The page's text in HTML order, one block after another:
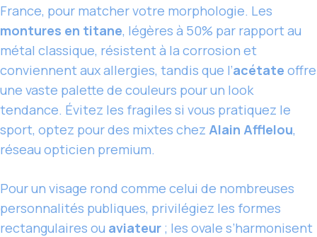
France, pour matcher votre morphologie. Les
montures en titane, légères à 50% par rapport au
métal classique, résistent à la corrosion et
conviennent aux allergies, tandis que l’acétate offre
une vaste palette de couleurs pour un look
tendance. Évitez les fragiles si vous pratiquez le
sport, optez pour des mixtes chez Alain Afflelou,
réseau opticien premium.
Pour un visage rond comme celui de nombreuses
personnalités publiques, privilégiez les formes
rectangulaires ou aviateur ; les ovale s’harmonisent